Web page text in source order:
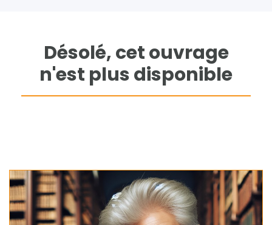
Désolé, cet ouvrage
n'est plus disponible